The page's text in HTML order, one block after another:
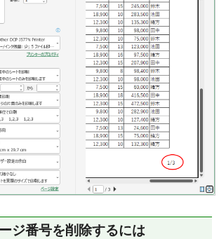
ジ番号を削除するには